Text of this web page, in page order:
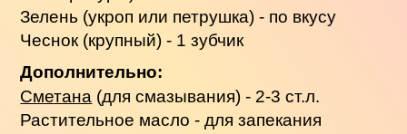
Зелень (укроп или петрушка) - по вкусу
Чеснок (крупный) - 1 зубчик
Дополнительно:
Сметана (для смазывания) - 2-3 ст.л.
Растительное масло - для запекания